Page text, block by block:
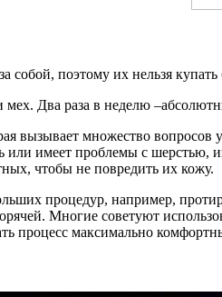
собой, поэтому их нельзя
мех. Два раза в неделю
вызывает множество вопросов
или имеет проблемы с
чтобы не повредить их кожу.
процедур, например,
Многие советуют
процесс максимально